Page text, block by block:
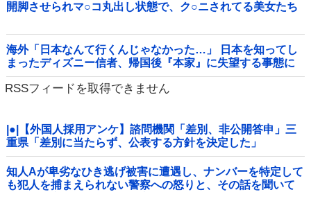
開脚させられマ○コ丸出し状態で、ク○ニされてる美女たち
海外「日本なんて行くんじゃなかった…」 日本を知ってし
まったディズニー信者、帰国後『本家』に失望する事態に
RSSフィードを取得できません
|●|【外国人採用アンケ】諮問機関「差別、非公開答申」三
重県「差別に当たらず、公表する方針を決定した」
知人Aが卑劣なひき逃げ被害に遭遇し、ナンバーを特定して
も犯人を捕まえられない警察への怒りと、その話を聞いて